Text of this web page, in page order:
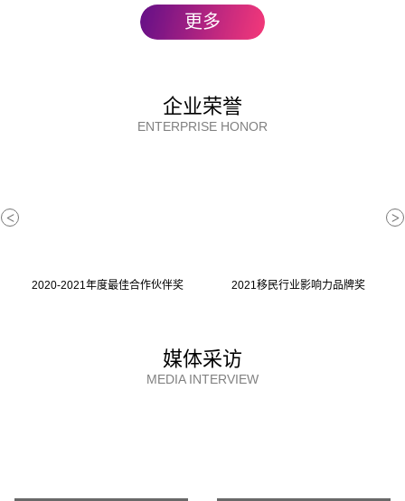
更多
企业荣誉
ENTERPRISE HONOR
2020-2021年度最佳合作伙伴奖 2021移民行业影响力品牌奖
< >
媒体采访
MEDIA INTERVIEW